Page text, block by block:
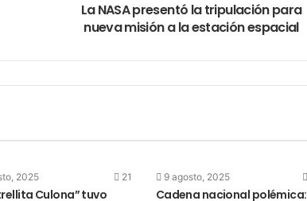
La NASA presentó la tripulación para
nueva misión a la estación espacial
2025 21
Culona” tuvo
9 agosto, 2025
Cadena nacional polémica: